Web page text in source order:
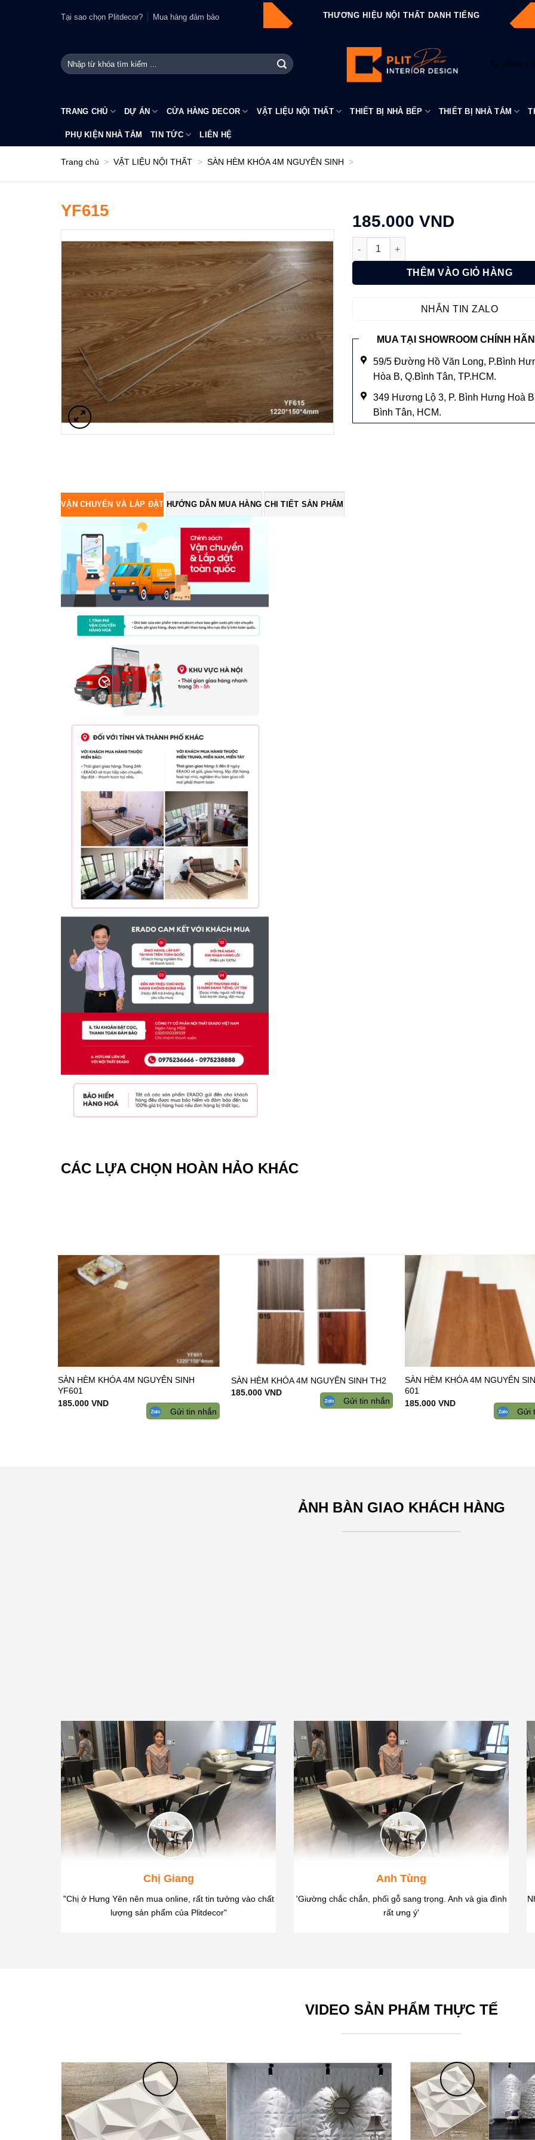
Tại sao chọn Plitdecor? Mua hàng đảm bảo THƯƠNG HIỆU NỘI THẤT DANH TIẾNG
Tìm
kiếm:
TRANG CHỦ DỰ ÁN CỬA HÀNG DECOR VẬT LIỆU NỘI THẤT THIẾT BỊ NHÀ BẾP THIẾT BỊ NHÀ TẮM
PHỤ KIỆN NHÀ TẮM TIN TỨC LIÊN HỆ
Trang chủ > VẬT LIỆU NỘI THẤT > SÀN HÈM KHÓA 4M NGUYÊN SINH >
YF615
Add to
wishlist
185.000 VND
YF615 số lượng
THÊM VÀO GIỎ HÀNG
NHẮN TIN ZALO
MUA TẠI SHOWROOM CHÍNH
59/5 Đường Hồ Văn Long, P.Bình
Hòa B, Q.Bình Tân, TP.HCM.
349 Hương Lộ 3, P. Bình Hưng Hoà
Bình Tân, HCM.
VẬN CHUYỂN VÀ LẮP ĐẶT HƯỚNG DẪN MUA HÀNG CHI TIẾT SẢN PHẨM
CÁC LỰA CHỌN HOÀN HẢO KHÁC
Add to
SÀN HÈM KHÓA 4M NGUYÊN SINH
YF601
185.000 VND
Gửi tin nhắn
SÀN HÈM KHÓA 4M NGUYÊN SINH TH2
185.000VND
Gửi tin nhắn
SÀN HÈM KHÓA 4M NGUYÊN
601
185.000VND
Gửi
ẢNH BÀN GIAO KHÁCH HÀNG
Chị Giang
"Chị ở Hưng Yên nên mua online, rất tin tưởng vào chất
lượng sản phẩm của Plitdecor"
Anh Tùng
'Giường chắc chắn, phối gỗ sang trọng. Anh và gia đình
rất ưng ý'
VIDEO SẢN PHẨM THỰC TẾ